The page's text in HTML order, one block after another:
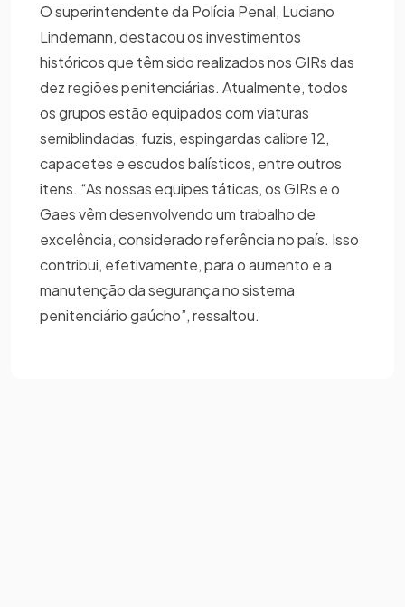
O superintendente da Polícia Penal, Luciano
Lindemann, destacou os investimentos
históricos que têm sido realizados nos GIRs das
dez regiões penitenciárias. Atualmente, todos
os grupos estão equipados com viaturas
semiblindadas, fuzis, espingardas calibre 12,
capacetes e escudos balísticos, entre outros
itens. “As nossas equipes táticas, os GIRs e o
Gaes vêm desenvolvendo um trabalho de
excelência, considerado referência no país. Isso
contribui, efetivamente, para o aumento e a
manutenção da segurança no sistema
penitenciário gaúcho”, ressaltou.